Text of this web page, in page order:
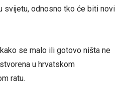
svijetu, odnosno tko će biti novi
se malo ili gotovo ništa ne
u hrvatskom
ratu.